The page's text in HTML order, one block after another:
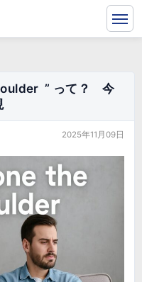
” って？ 今
2025年11月09日